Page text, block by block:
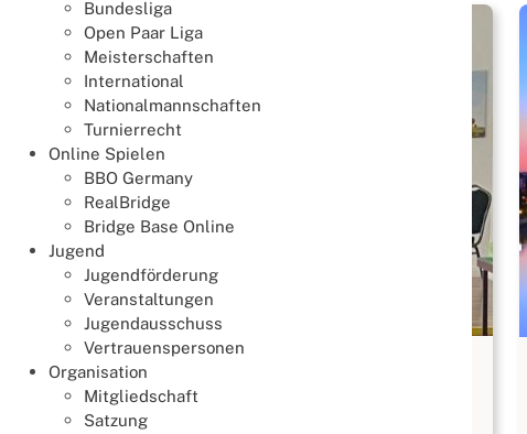
Bundesliga
Open Paar Liga
Meisterschaften
International
Nationalmannschaften
Turnierrecht
Online Spielen
BBO Germany
RealBridge
Bridge Base Online
Jugend
Jugendförderung
Veranstaltungen
Jugendausschuss
Vertrauenspersonen
Organisation
Mitgliedschaft
Satzung
Kostenloser Intensivtag für Einsteiger
Lernen & Trainieren
02. August 2026